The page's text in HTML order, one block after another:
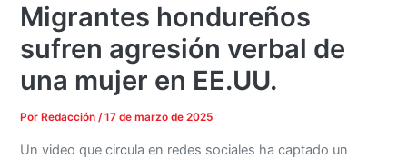
Migrantes hondureños
sufren agresión verbal de
una mujer en EE.UU.
Por Redacción/17 de marzo de 2025
Un video que circula en redes sociales ha captado un